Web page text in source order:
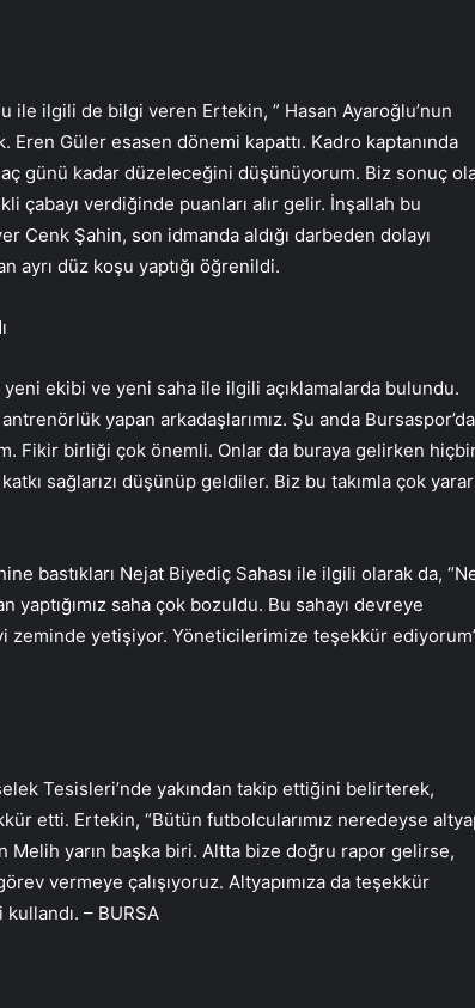
ile ilgili de bilgi veren Ertekin, ” Hasan Ayaroğlu’nun
Eren Güler esasen dönemi kapattı. Kadro kaptanında
günü kadar düzeleceğini düşünüyorum. Biz sonuç
çabayı verdiğinde puanları alır gelir. İnşallah bu
Cenk Şahin, son idmanda aldığı darbeden dolayı
ayrı düz koşu yaptığı öğrenildi.
ekibi ve yeni saha ile ilgili açıklamalarda bulundu.
yapan arkadaşlarımız. Şu anda Bursaspor’da
Fikir birliği çok önemli. Onlar da buraya gelirken
sağlarızı düşünüp geldiler. Biz bu takımla çok
bastıkları Nejat Biyediç Sahası ile ilgili olarak da,
yaptığımız saha çok bozuldu. Bu sahayı devreye
zeminde yetişiyor. Yöneticilerimize teşekkür
Tesisleri’nde yakından takip ettiğini belirterek,
etti. Ertekin, “Bütün futbolcularımız neredeyse
yarın başka biri. Altta bize doğru rapor gelirse,
vermeye çalışıyoruz. Altyapımıza da teşekkür
– BURSA